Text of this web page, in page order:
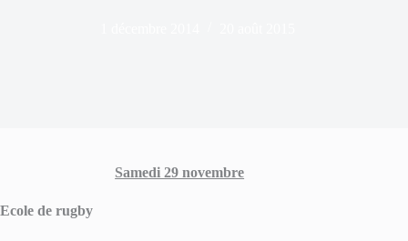
Samedi 29 novembre
Ecole de rugby